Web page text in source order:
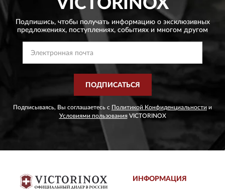
Подпишись, чтобы получать информацию о эксклюзивных
предложениях, поступлениях, событиях и многом другом
ПОДПИСАТЬСЯ
Подписываясь, Вы соглашаетесь с Политикой Конфиденциальности и
Условиями пользованияVICTORINOX
ИНФОРМАЦИЯ